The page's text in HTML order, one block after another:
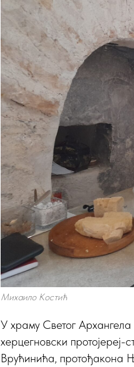
Михаило Костић
У храму Светог Архангела
херцегновски
Врућинића, протођакона